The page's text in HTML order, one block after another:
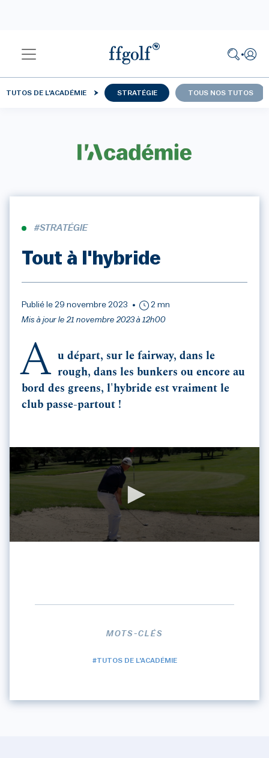
TUTOS DE L'ACADÉMIE STRATÉGIE TOUS NOS TUTOS
#STRATÉGIE
Tout à l'hybride
Publié le 29 novembre 2023
2 mn
Mis à jour le 21 novembre 2023 à 12h00
A
u départ, sur le fairway, dans le
rough, dans les bunkers ou encore au
bord des greens, l'hybride est vraiment le
club passe-partout !
MOTS-CLÉS
#TUTOS DE L'ACADÉMIE